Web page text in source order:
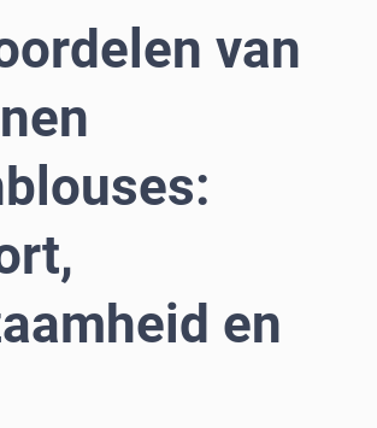
van
en